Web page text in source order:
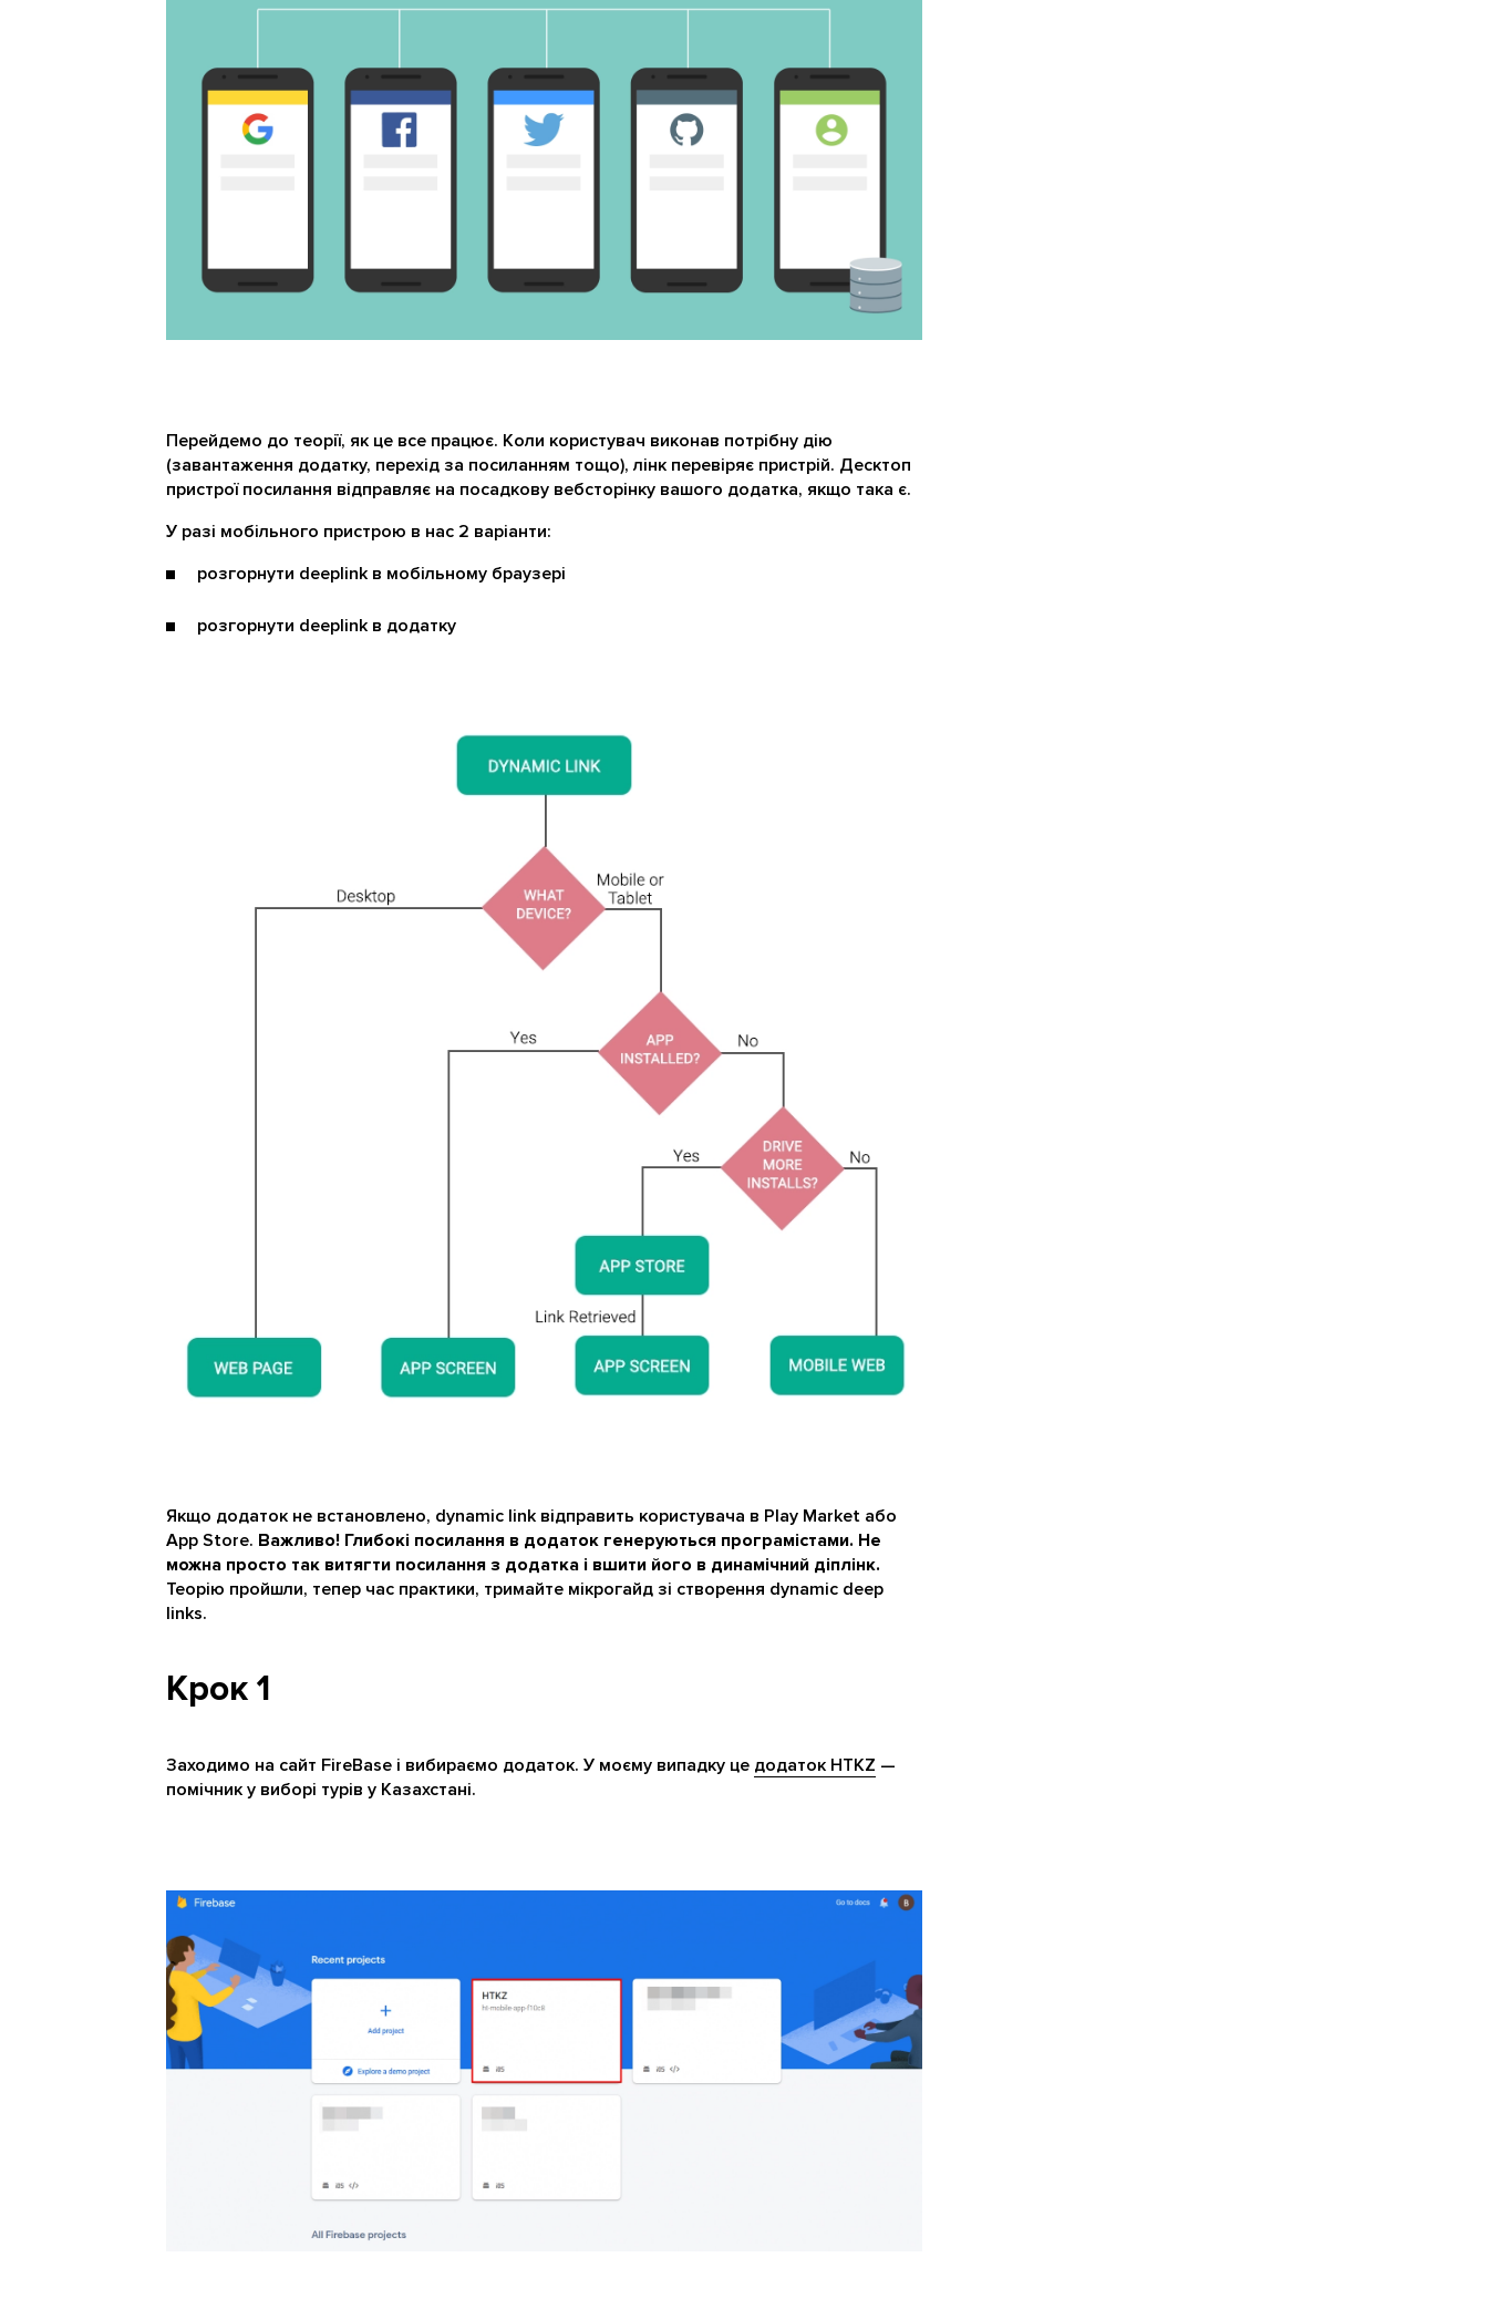
Перейдемо до теорії, як це все працює. Коли користувач виконав потрібну дію
(завантаження додатку, перехід за посиланням тощо), лінк перевіряє пристрій. Десктоп
пристрої посилання відправляє на посадкову вебсторінку вашого додатка, якщо така є.
У разі мобільного пристрою в нас 2 варіанти:
розгорнути deeplink в мобільному браузері
розгорнути deeplink в додатку
Якщо додаток не встановлено, dynamic link відправить користувача в Play Market або
App Store. Важливо! Глибокі посилання в додаток генеруються програмістами. Не
можна просто так витягти посилання з додатка і вшити його в динамічний діплінк.
Теорію пройшли, тепер час практики, тримайте мікрогайд зі створення dynamic deep
links.
Крок 1
Заходимо на сайт FireBase і вибираємо додаток. У моєму випадку це додаток HTKZ —
помічник у виборі турів у Казахстані.